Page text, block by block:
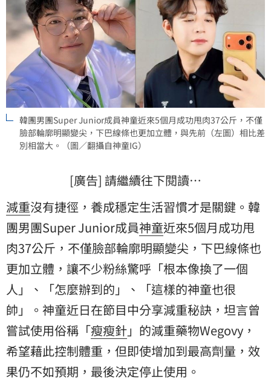
韓團男團Super Junior成員神童近來5個月成功甩肉37公斤，不僅
臉部輪廓明顯變尖，下巴線條也更加立體，與先前（左圖）相比差
別相當大。（圖／翻攝自神童IG）
[廣告] 請繼續往下閱讀…
減重沒有捷徑，養成穩定生活習慣才是關鍵。韓
團男團Super Junior成員神童近來5個月成功甩
肉37公斤，不僅臉部輪廓明顯變尖，下巴線條也
更加立體，讓不少粉絲驚呼「根本像換了一個
人」、「怎麼辦到的」、「這樣的神童也很
帥」。神童近日在節目中分享減重秘訣，坦言曾
嘗試使用俗稱「瘦瘦針」的減重藥物Wegovy，
希望藉此控制體重，但即使增加到最高劑量，效
果仍不如預期，最後決定停止使用。